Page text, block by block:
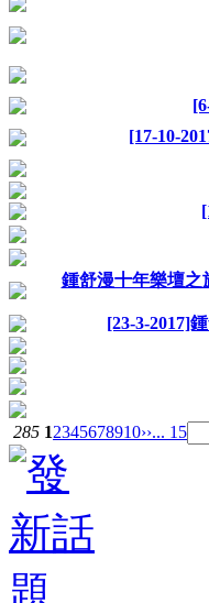
[17-10-
鍾舒漫十年樂壇之
[23-3-2017]
285 12345678910››... 15